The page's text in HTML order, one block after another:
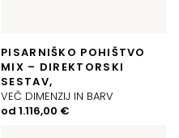
PISARNIŠKO POHIŠTVO
MIX – DIREKTORSKI
SESTAV,
VEČ DIMENZIJ IN BARV
od 1.116,00 €